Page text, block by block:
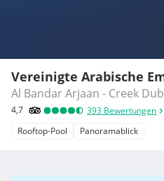
Vereinigte Arabische
Al Bandar Arjaan - Creek
4,7 393 Bewertungen
Rooftop-Pool
Panoramablick